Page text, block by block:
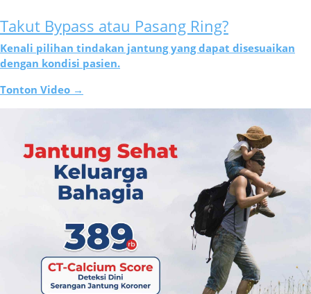
Takut Bypass atau Pasang Ring?
Kenali pilihan tindakan jantung yang dapat disesuaikan
dengan kondisi pasien.
Tonton Video →